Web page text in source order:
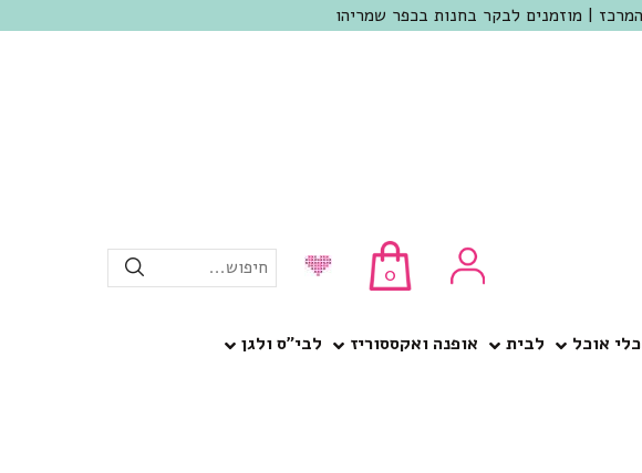
0 חיפוש...
כלי אוכל לבית אופנה ואקססוריז
לבי”ס ולגן